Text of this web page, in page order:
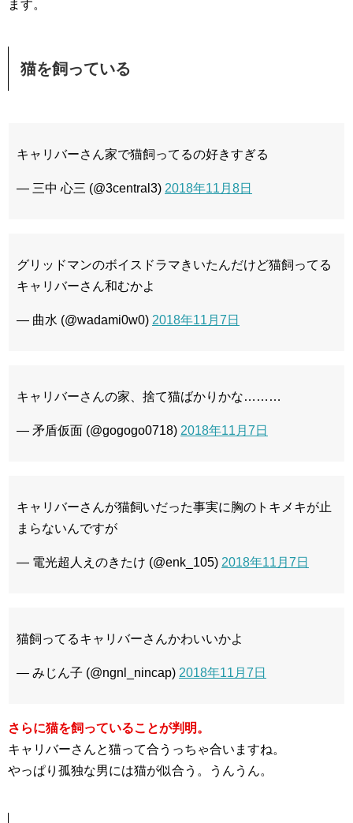
ます。
猫を飼っている
キャリバーさん家で猫飼ってるの好きすぎる
— 三中 心三 (@3central3) 2018年11月8日
グリッドマンのボイスドラマきいたんだけど猫飼ってる
キャリバーさん和むかよ
— 曲水 (@wadami0w0) 2018年11月7日
キャリバーさんの家、捨て猫ばかりかな………
— 矛盾仮面 (@gogogo0718) 2018年11月7日
キャリバーさんが猫飼いだった事実に胸のトキメキが止
まらないんですが
— 電光超人えのきたけ (@enk_105) 2018年11月7日
猫飼ってるキャリバーさんかわいいかよ
— みじん子 (@ngnl_nincap) 2018年11月7日
さらに猫を飼っていることが判明。
キャリバーさんと猫って合うっちゃ合いますね。
やっぱり孤独な男には猫が似合う。うんうん。